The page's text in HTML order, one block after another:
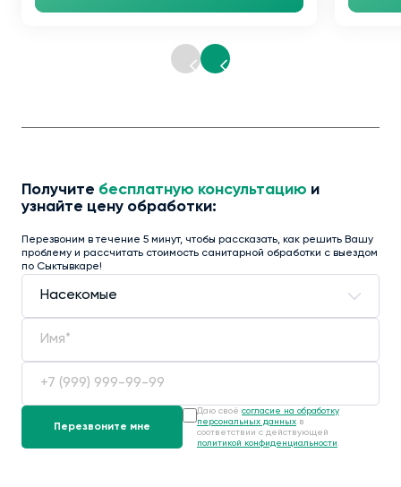
Получите бесплатную консультацию и
узнайте цену обработки:
Перезвоним в течение 5 минут, чтобы рассказать, как решить Вашу
проблему и рассчитать стоимость санитарной обработки с выездом
по Сыктывкаре!
Даю своё согласие на обработку
персональных данных в
соответствии с действующей
политикой конфиденциальности .